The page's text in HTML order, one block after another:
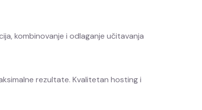
kombinovanje i odlaganje učitavanja
rezultate. Kvalitetan hosting i